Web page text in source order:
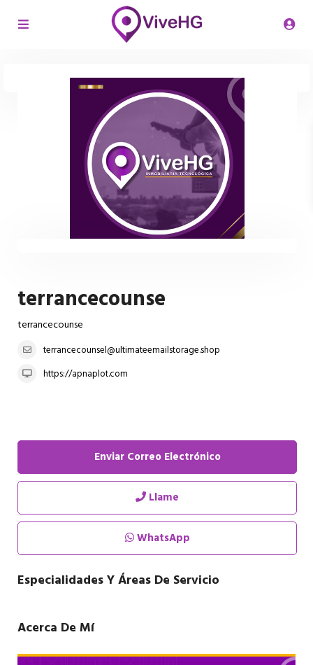
terrancecounse
terrancecounse
terrancecounsel@ultimateemailstorage.shop
https://apnaplot.com
Enviar Correo Electrónico
Llame
WhatsApp
Especialidades Y Áreas De Servicio
Acerca De Mí